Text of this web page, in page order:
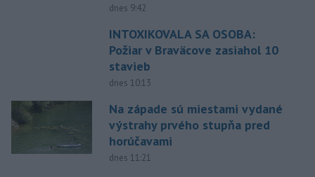
dnes 9:42
INTOXIKOVALA SA OSOBA:
Požiar v Braväcove zasiahol 10
stavieb
dnes 10:13
Na západe sú miestami vydané
výstrahy prvého stupňa pred
horúčavami
dnes 11:21